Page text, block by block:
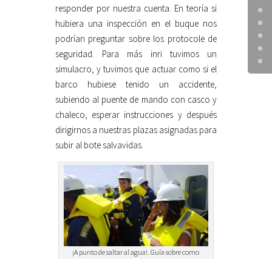
responder por nuestra cuenta. En teoría si
hubiera una inspección en el buque nos
podrían preguntar sobre los protocole de
seguridad. Para más inri tuvimos un
simulacro, y tuvimos que actuar como si el
barco hubiese tenido un accidente,
subiendo al puente de mando con casco y
chaleco, esperar instrucciones y después
dirigirnos a nuestras plazas asignadas para
subir al bote salvavidas.
¡A punto de saltar al agua!. Guía sobre como